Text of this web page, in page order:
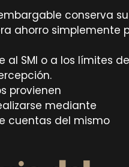
conserva su
ahorro simplemente
SMI o a los límites de
provienen
mediante
cuentas del mismo